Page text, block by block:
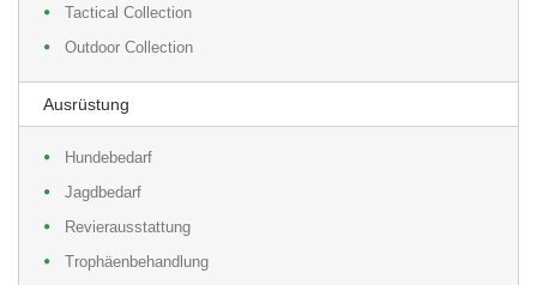
Tactical Collection
Outdoor Collection
Ausrüstung
Hundebedarf
Jagdbedarf
Revierausstattung
Trophäenbehandlung